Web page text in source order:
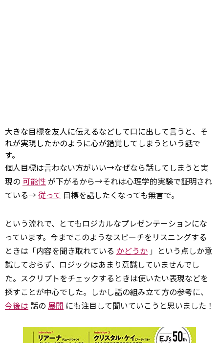
大きな目標を友人に伝えるなどして口に出して言うと、そ
れが実現したかのように心が錯覚してしまうという話で
す。
個人目標は言わない方がいい→なぜなら話してしまうと実
現の 可能性 が下がるから→それは心理学的実験で証明され
ている→従って 目標を話したくなっても無言で。
という流れで、とてもロジカルなプレゼンテーションにな
っています。今までこのようなスピーチをリスニングする
ときは「内容を聞き取れている かどうか 」という点しか意
識しておらず、ロジックはあまり意識していませんでし
た。スクリプトをチェックするときは使いたい表現などを
探すことが中心でした。しかし話の組み立て方の参考に、
今後は 話の 展開 にも注目して聞いていこうと思いました！